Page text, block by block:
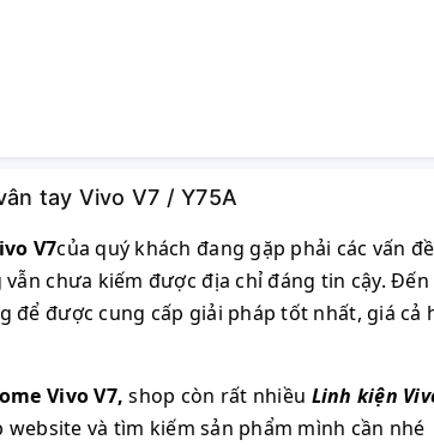
tay Vivo V7 / Y75A
V7của quý khách đang gặp phải các vấn
chưa kiếm được địa chỉ đáng tin cậy. Đến
để được cung cấp giải pháp tốt nhất, giá cả
Vivo V7, shop còn rất nhiều Linh kiện
website và tìm kiếm sản phẩm mình cần nhé